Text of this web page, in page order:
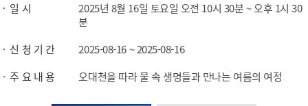
일 시
2025년 8월 16일 토요일 오전 10시 30분 ~ 오후 1시 30
분
신 청 기 간
2025-08-16 ~ 2025-08-16
주 요 내 용
오대천을 따라 물 속 생명들과 만나는 여름의 여정